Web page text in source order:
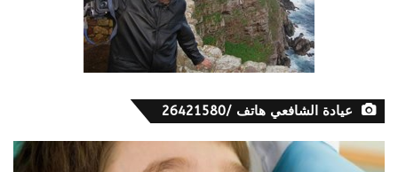
عيادة الشافعي هاتف /26421580